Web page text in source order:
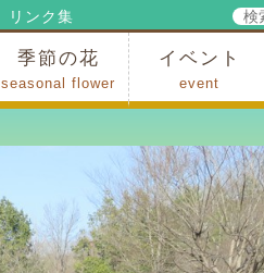
リンク集
検
季節の花
seasonal flower
イベント
event